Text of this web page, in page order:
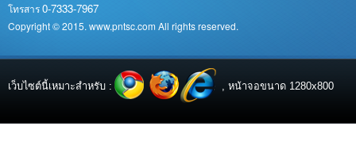
โทรสาร0-7333-7967
Copyright © 2015. www.pntsc.com All rights reserved.
เว็บไซต์นี้เหมาะสำหรับ : , หน้าจอขนาด 1280x800